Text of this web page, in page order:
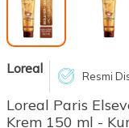
Loreal Resmi
Loreal Paris
Krem 150 ml -